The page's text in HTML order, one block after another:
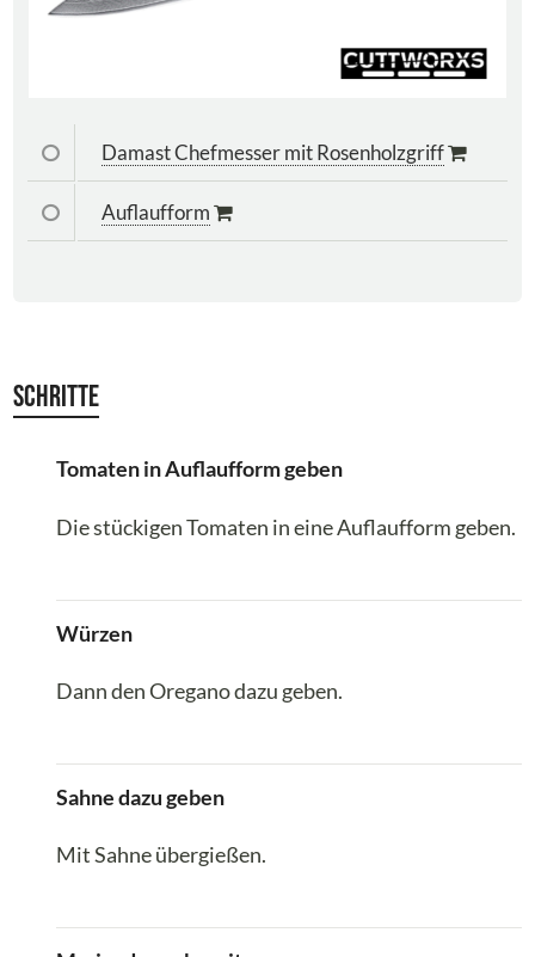
Damast Chefmesser mit Rosenholzgriff
Auflaufform
Schritte
Tomaten in Auflaufform geben
Die stückigen Tomaten in eine Auflaufform geben.
Würzen
Dann den Oregano dazu geben.
Sahne dazu geben
Mit Sahne übergießen.